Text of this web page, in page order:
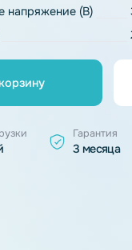
химии
(Ач)
В корзину